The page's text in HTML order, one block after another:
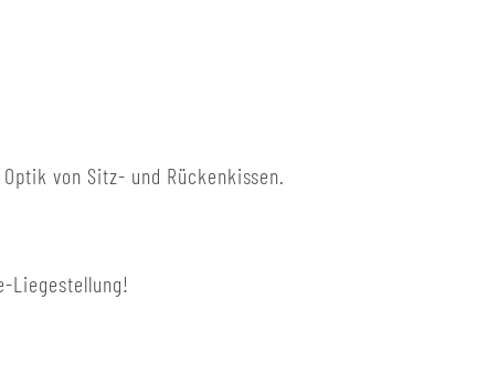
von Sitz- und Rückenkissen.
Liegestellung!